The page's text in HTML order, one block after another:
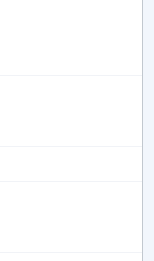
台上投资。